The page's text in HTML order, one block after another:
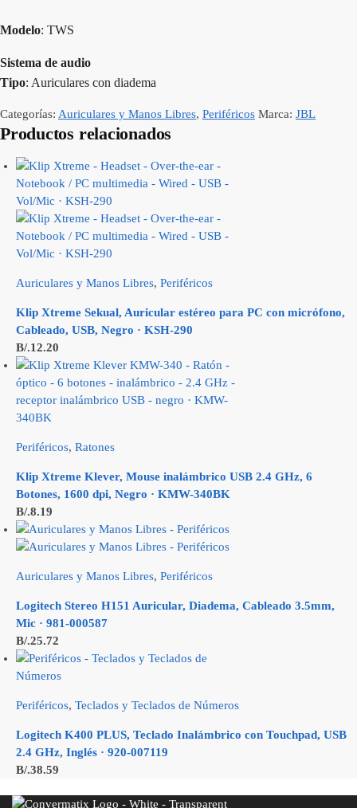
Modelo: TWS
Sistema de audio
Tipo: Auriculares con diadema
Categorías: Auriculares y Manos Libres, Periféricos Marca: JBL
Productos relacionados
Auriculares y Manos Libres, Periféricos
Klip Xtreme Sekual, Auricular estéreo para PC con micrófono,
Cableado, USB, Negro · KSH-290
B/.12.20
Periféricos, Ratones
Klip Xtreme Klever, Mouse inalámbrico USB 2.4 GHz, 6
Botones, 1600 dpi, Negro · KMW-340BK
B/.8.19
Auriculares y Manos Libres, Periféricos
Logitech Stereo H151 Auricular, Diadema, Cableado 3.5mm,
Mic · 981-000587
B/.25.72
Periféricos, Teclados y Teclados de Números
Logitech K400 PLUS, Teclado Inalámbrico con Touchpad, USB
2.4 GHz, Inglés · 920-007119
B/.38.59